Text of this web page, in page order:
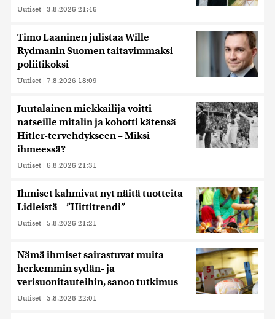
Uutiset | 3.8.2026 21:46
Timo Laaninen julistaa Wille
Rydmanin Suomen taitavimmaksi
poliitikoksi
Uutiset | 7.8.2026 18:09
Juutalainen miekkailija voitti
natseille mitalin ja kohotti kätensä
Hitler-tervehdykseen – Miksi
ihmeessä?
Uutiset | 6.8.2026 21:31
Ihmiset kahmivat nyt näitä tuotteita
Lidleistä – ”Hittitrendi”
Uutiset | 5.8.2026 21:21
Nämä ihmiset sairastuvat muita
herkemmin sydän- ja
verisuonitauteihin, sanoo tutkimus
Uutiset | 5.8.2026 22:01